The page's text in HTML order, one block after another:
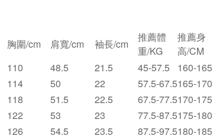
胸圍/cm 肩寬/cm 袖長/cm
推薦體
重/KG
推薦身
高/CM
110 48.5 21.5 45-57.5
160-165
114 50 22 57.5-67.5165-170
118 51.5 22.5 67.5-77.5170-175
122 53 23 77.5-87.5175-180
126 54.5 23.5 87.5-97.5180-185